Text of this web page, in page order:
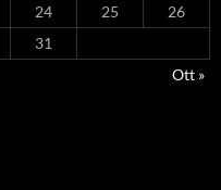
24 25
26
31
Ott »